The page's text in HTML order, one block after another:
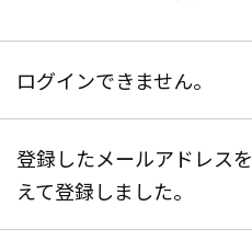
ログインできません。
登録したメールアドレス
えて登録しました。